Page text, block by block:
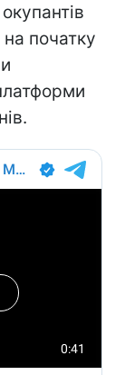
на початку